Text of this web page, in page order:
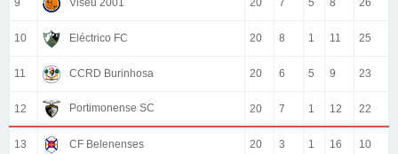
9 Viseu 2001 20 7 5 8 26
10 Eléctrico FC 20 8 1 11 25
11 CCRD Burinhosa 20 6 5 9 23
12 Portimonense SC 20 7 1 12 22
13 CF Belenenses 20 3 1 16 10